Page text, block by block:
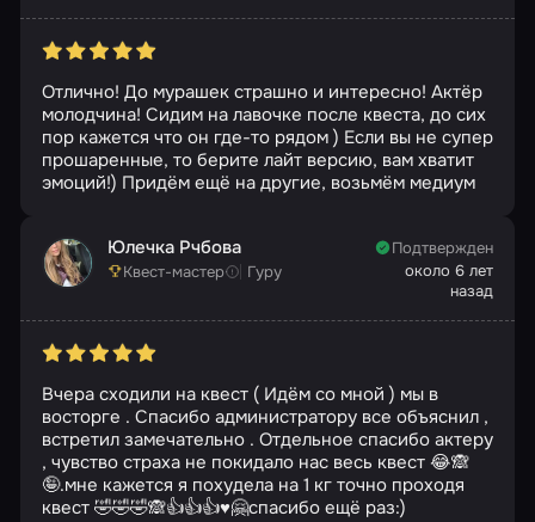
Отлично! До мурашек страшно и интересно! Актёр
молодчина! Сидим на лавочке после квеста, до сих
пор кажется что он где-то рядом ) Если вы не супер
прошаренные, то берите лайт версию, вам хватит
эмоций!) Придём ещё на другие, возьмём медиум
Юлечка Рчбова
Квест-мастер Гуру
Подтвержден
около 6 лет
назад
Вчера сходили на квест ( Идём со мной ) мы в
восторге . Спасибо администратору все объяснил ,
встретил замечательно . Отдельное спасибо актеру
, чувство страха не покидало нас весь квест 😂🙈
🤪.мне кажется я похудела на 1 кг точно проходя
квест 🤣🤣🤣🙈👍👍👍♥️🤗спасибо ещё раз:)